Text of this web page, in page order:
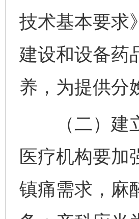
技术基本要求
建设和设备药
养，为提供分
（二）建立
医疗机构要加
镇痛需求，麻